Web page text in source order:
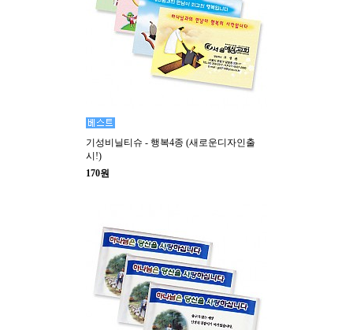
기성비닐티슈 - 행복4종 (새로운디자인출
시!)
170원